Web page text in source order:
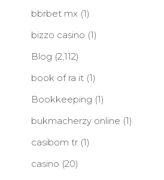
bbrbet mx (1)
bizzo casino (1)
Blog (2,112)
book of ra it(1)
Bookkeeping (1)
bukmacherzy online (1)
casibom tr(1)
casino (20)